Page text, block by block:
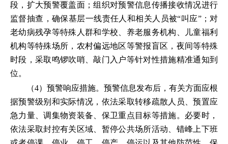
段，扩大预警覆盖面；组织对预警信息传播接收情况进行
监督抽查，确保基层一线责任人和相关人员被“叫应”；对
老幼病残孕等特殊人群和学校、养老服务机构、儿童福利
机构等特殊场所，农村偏远地区等警报盲区，夜间等特殊
时段，采取鸣锣吹哨、敲门入户等针对性措施精准通知到
位。
（4）预警响应措施。预警信息发布后，有关方面应根
据预警级别和实际情况，依法采取转移疏散人员、预置应
急力量、调集物资装备、保卫重点目标等措施。必要时，
依法采取封控有关区域、暂停公共场所活动、错峰上下班